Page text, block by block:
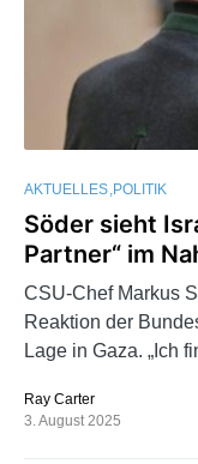
AKTUELLES POLITIK
Söder sieht
Partner“ im
CSU-Chef Markus
Reaktion der
Lage in Gaza. „Ich
Ray Carter
3. August 2025